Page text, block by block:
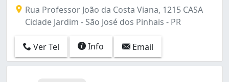
Rua Professor João da Costa Viana, 1215 CASA
Cidade Jardim - São José dos Pinhais - PR
Ver Tel Info Email